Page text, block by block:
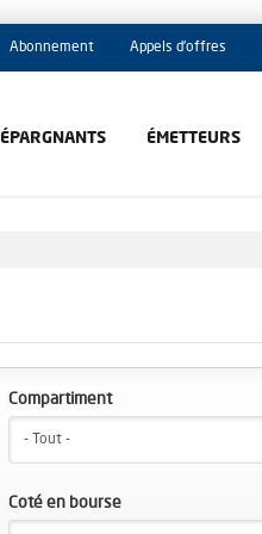
Abonnement Appels d'offres
ÉPARGNANTS ÉMETTEURS
Compartiment
- Tout -
Coté en bourse